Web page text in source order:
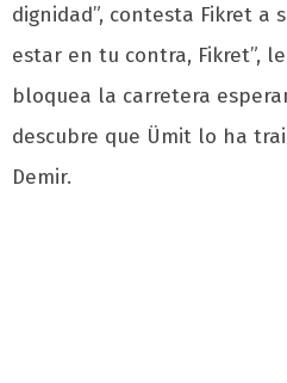
dignidad”, contesta Fikret a
estar en tu contra, Fikret”,
bloquea la carretera
descubre que Ümit lo ha
Demir.